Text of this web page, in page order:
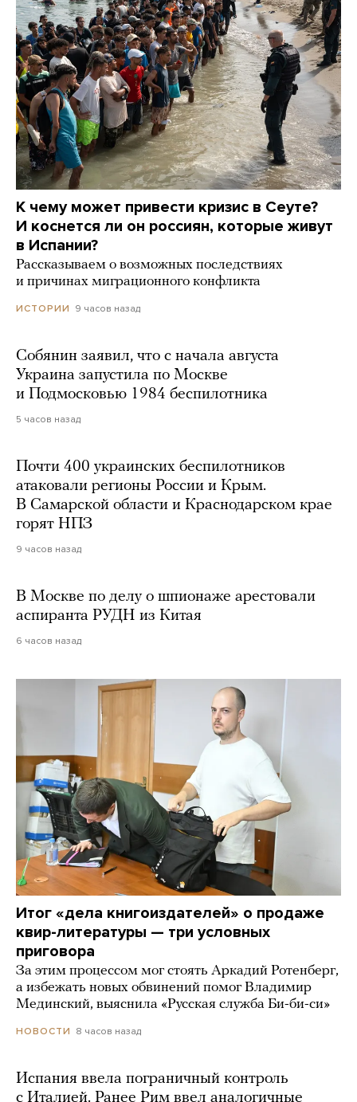
К чему может привести кризис в Сеуте?
И коснется ли он россиян, которые живут
в Испании?
Рассказываем о возможных последствиях
и причинах миграционного конфликта
ИСТОРИИ 9 часов назад
Собянин заявил, что с начала августа
Украина запустила по Москве
и Подмосковью 1984 беспилотника
5 часов назад
Почти 400 украинских беспилотников
атаковали регионы России и Крым.
В Самарской области и Краснодарском крае
горят НПЗ
9 часов назад
В Москве по делу о шпионаже арестовали
аспиранта РУДН из Китая
6 часов назад
Итог «дела книгоиздателей» о продаже
квир-литературы — три условных
приговора
За этим процессом мог стоять Аркадий Ротенберг,
а избежать новых обвинений помог Владимир
Мединский, выяснила «Русская служба Би-би-си»
НОВОСТИ 8 часов назад
Испания ввела пограничный контроль
с Италией. Ранее Рим ввел аналогичные